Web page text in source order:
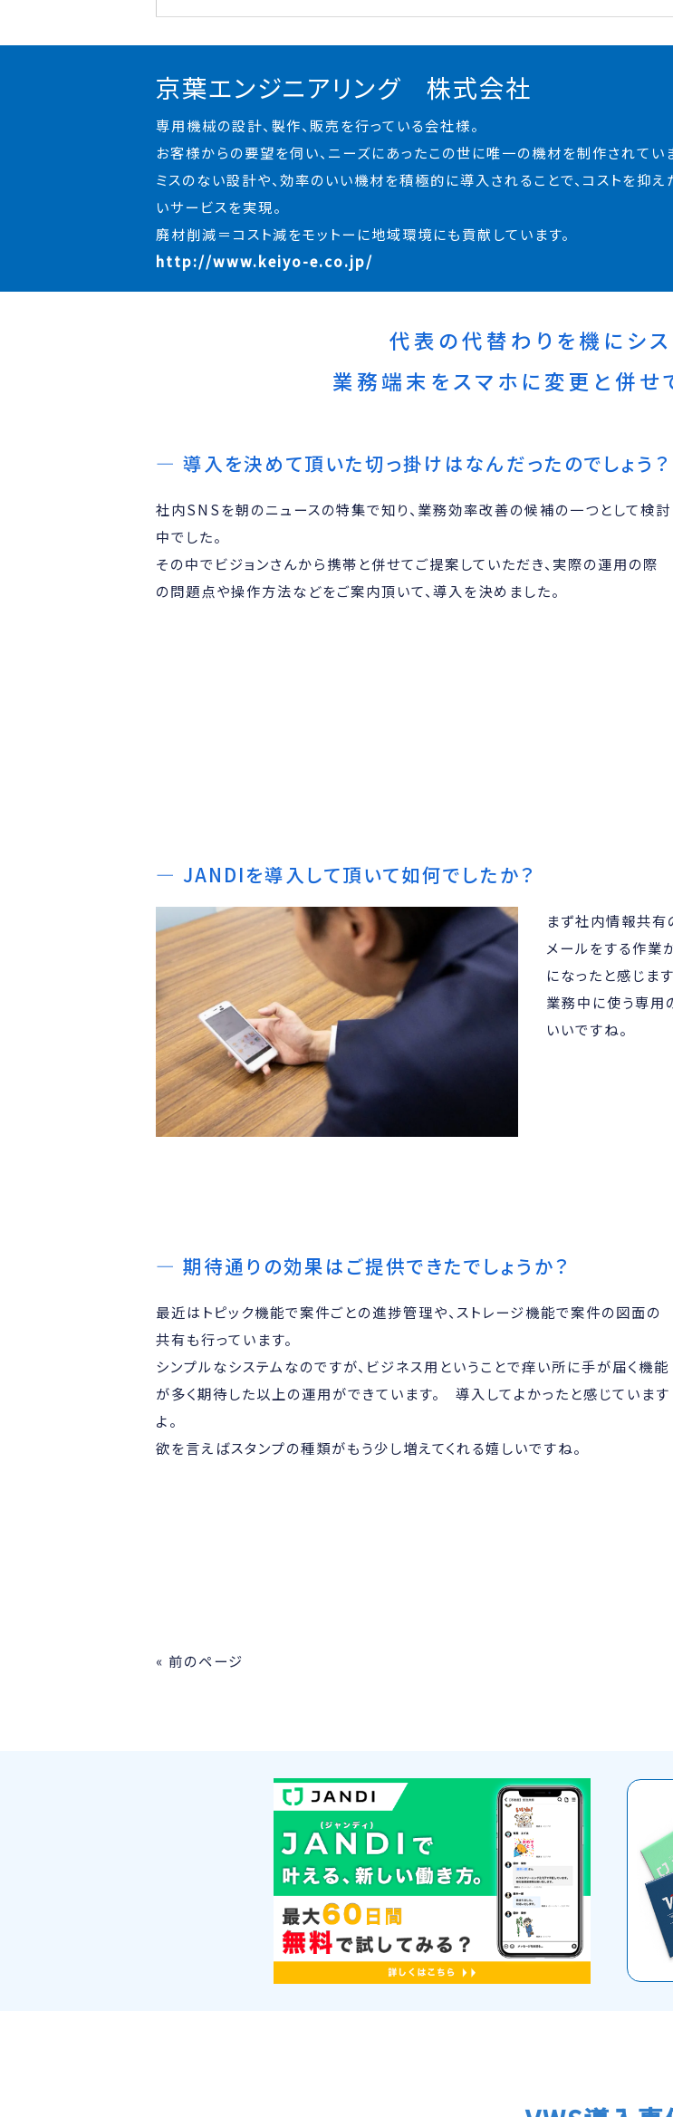
京葉エンジニアリング 株式会社
専用機械の設計、製作、販売を行っている会社様。
お客様からの要望を伺い、ニーズにあったこの世に唯一の機材を制作されてい
ミスのない設計や、効率のいい機材を積極的に導入されることで、コストを抑え
いサービスを実現。
廃材削減＝コスト減をモットーに地域環境にも貢献しています。
http://www.keiyo-e.co.jp/
代表の代替わりを機にシス
業務端末をスマホに変更と併せ
導入を決めて頂いた切っ掛けはなんだったのでしょう？
社内SNSを朝のニュースの特集で知り、業務効率改善の候補の一つとして検討
中でした。
その中でビジョンさんから携帯と併せてご提案していただき、実際の運用の際
の問題点や操作方法などをご案内頂いて、導入を決めました。
JANDIを導入して頂いて如何でしたか？
まず社内情報共有
メールをする作業
になったと感じます
業務中に使う専用
いいですね。
期待通りの効果はご提供できたでしょうか？
最近はトピック機能で案件ごとの進捗管理や、ストレージ機能で案件の図面の
共有も行っています。
シンプルなシステムなのですが、ビジネス用ということで痒い所に手が届く機能
が多く期待した以上の運用ができています。 導入してよかったと感じています
よ。
欲を言えばスタンプの種類がもう少し増えてくれる嬉しいですね。
« 前のページ